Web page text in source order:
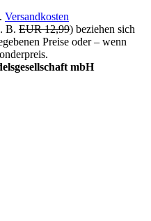
Versandkosten
B. EUR 12,99) beziehen sich
Preise oder – wenn
mbH